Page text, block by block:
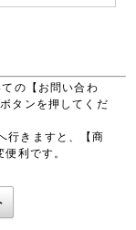
ての【お問い合わ
タンを押してくだ
行きますと、【商
利です。